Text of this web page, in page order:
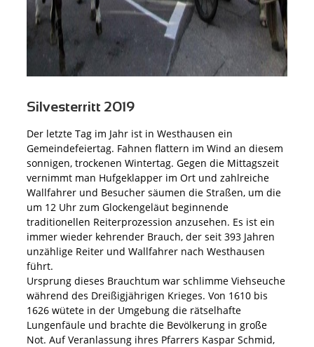
Silvesterritt 2019
Der letzte Tag im Jahr ist in Westhausen ein
Gemeindefeiertag. Fahnen flattern im Wind an diesem
sonnigen, trockenen Wintertag. Gegen die Mittagszeit
vernimmt man Hufgeklapper im Ort und zahlreiche
Wallfahrer und Besucher säumen die Straßen, um die
um 12 Uhr zum Glockengeläut beginnende
traditionellen Reiterprozession anzusehen. Es ist ein
immer wieder kehrender Brauch, der seit 393 Jahren
unzählige Reiter und Wallfahrer nach Westhausen
führt.
Ursprung dieses Brauchtum war schlimme Viehseuche
während des Dreißigjährigen Krieges. Von 1610 bis
1626 wütete in der Umgebung die rätselhafte
Lungenfäule und brachte die Bevölkerung in große
Not. Auf Veranlassung ihres Pfarrers Kaspar Schmid,